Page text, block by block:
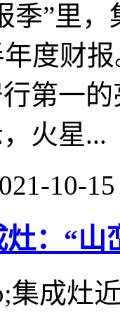
季”里
度财
第一
火星...
10-
：“山
集成灶